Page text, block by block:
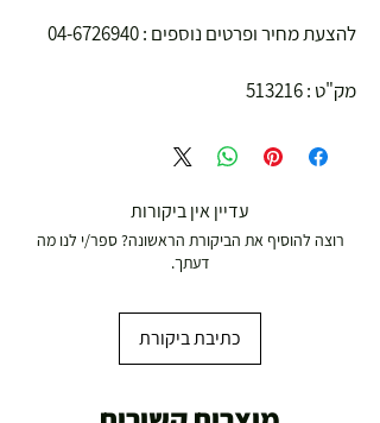
להצעת מחיר ופרטים נוספים : 04-6726940
מק"ט : 513216
עדיין אין ביקורות
רוצה להוסיף את הביקורת הראשונה? ספר/י לנו מה
דעתך.
כתיבת ביקורת